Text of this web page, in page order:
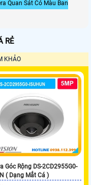
Quan Sát Có Màu Ban
RẺ
KHẢO
Góc Rộng DS-2CD2955G0-
( Dạng Mắt Cá )